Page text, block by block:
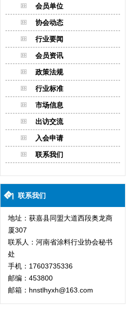
会员单位
协会动态
行业要闻
会员资讯
政策法规
行业标准
市场信息
出访交流
入会申请
联系我们
联系我们
地址：获嘉县同盟大道西段奥龙商
厦307
联系人：河南省涂料行业协会秘书
处
手机：17603735336
邮编：453800
邮箱：hnstlhyxh@163.com